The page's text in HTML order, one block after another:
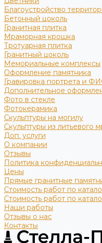
Благоустройство
Бетонный цоколь
Гранитная плитка
Мраморная крошка
Тротуарная плитка
Гранитный цоколь
Мемориальные комплексы
Оформление памятника
Гравировка портрета и
Дополнительное
Фото в стекле
Фотокерамика
Скульптуры на могилу
Скульптуры из литьевого
Доп. услуги
О компании
Отзывы
Политика
Цены
Прямые гранитные
Стоимость работ по
Стоимость работ по
Наши работы
Отзывы о нас
Контакты